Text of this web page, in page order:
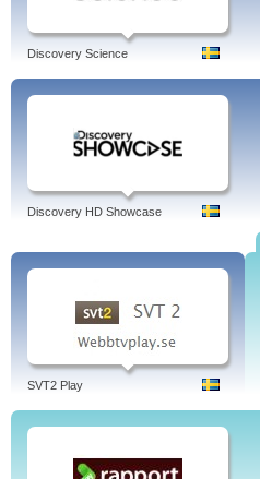
Discovery Science
Discovery HD Showcase
SVT2 Play